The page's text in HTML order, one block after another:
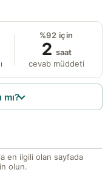
%92 için
2 saat
cevab müddeti
en ilgili olan sayfada
olun.